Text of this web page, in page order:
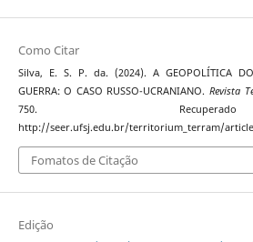
Como Citar
Silva, E. S. P. da. (2024). A GEOPOLÍTICA DO
GUERRA: O CASO RUSSO-UCRANIANO. Revista
750.
http://seer.ufsj.edu.br/territorium_terram/
Fomatos de Citação
Edição